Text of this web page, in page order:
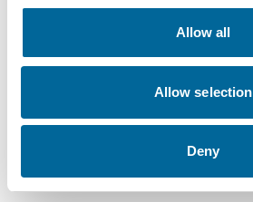
Allow all
Allow selection
Deny
Downloads